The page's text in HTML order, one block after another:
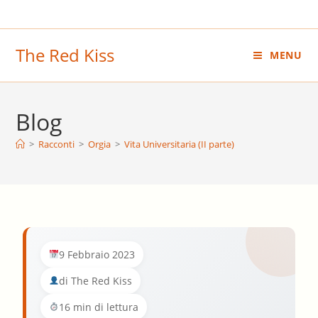
al
The Red Kiss MENU
Blog
> Racconti > Orgia > Vita Universitaria (II parte)
9 Febbraio 2023
di The Red Kiss
16 min di lettura